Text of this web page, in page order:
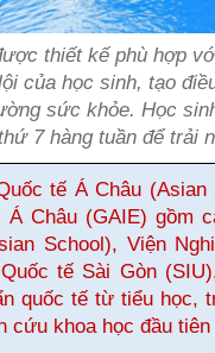
thiết kế phù hợp
của học sinh, tạo
sức khỏe. Học
7 hàng tuần để trải
tế Á Châu
Á Châu (GAIE) gồm
School), Viện
tế Sài Gòn
quốc tế từ tiểu học,
cứu khoa học đầu